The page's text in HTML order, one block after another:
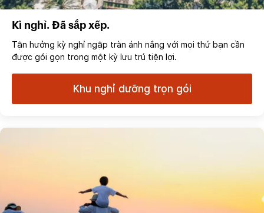
Kì nghỉ. Đã sắp xếp.
Tận hưởng kỳ nghỉ ngập tràn ánh nắng với mọi thứ bạn cần
được gói gọn trong một kỳ lưu trú tiện lợi.
Khu nghỉ dưỡng trọn gói